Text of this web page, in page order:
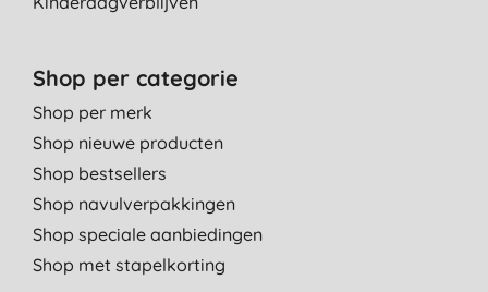
Shop per categorie
Shop per merk
Shop nieuwe producten
Shop bestsellers
Shop navulverpakkingen
Shop speciale aanbiedingen
Shop met stapelkorting